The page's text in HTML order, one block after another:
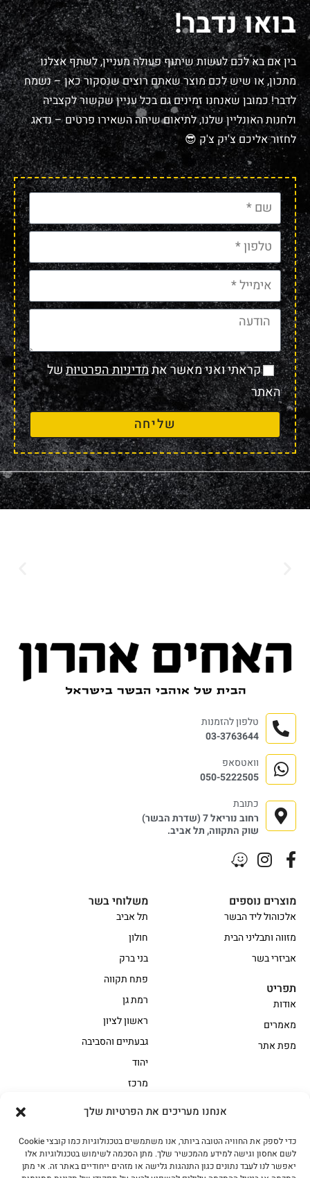
אנחנו מעריכים את הפרטיות שלך
כדי לספק את החוויה הטובה ביותר, אנו משתמשים בטכנולוגיות כמו קובצי Cookie
לשם אחסון וגישה למידע מהמכשיר שלך. מתן הסכמה לשימוש בטכנולוגיות אלו
יאפשר לנו לעבד נתונים כגון התנהגות גלישה או מזהים ייחודיים באתר זה. אי מתן
בואו נדבר!
בין אם בא לכם לעשות שיתוף פעולה מעניין, לשתף אצלנו
מתכון, או שיש לכם מוצר שאתם רוצים שנסקור כאן – נשמח
לדבר! כמובן שאנחנו זמינים גם בכל עניין שקשור לקצביה
ולחנות האונליין שלנו, לתיאום שיחה השאירו פרטים – נדאג
לחזור אליכם צ'יק צ'ק 😎
קראתי ואני מאשר אתמדיניות הפרטיותשל
האתר
שליחה
אווז
בשר בקר משובח
בשר בקר עגלה משובח
בשר למעשנת
משלוחי בשר
תל אביב
חולון
בני ברק
פתח תקווה
רמת גן
ראשון לציון
גבעתיים והסביבה
יהוד
מרכז
מוצרים נוספים
אלכוהול ליד הבשר
מזווה ותבליני הבית
אביזרי בשר
תפריט
אודות
מאמרים
מפת אתר
טלפון להזמנות
03-3763644
וואטסאפ
050-5222505
כתובת
רחוב נוריאל 7 (שדרת הבשר)
שוק התקווה, תל אביב.